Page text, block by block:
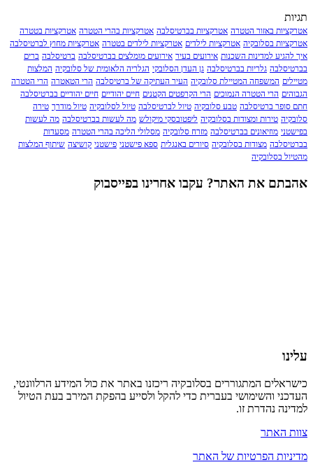
תגיות
אטרקציות באזור הטטרה אטרקציות בברטיסלבה אטרקציות בהרי הטטרה אטרקציות בטטרה
אטרקציות בסלובקיה אטרקציות לילדים אטרקציות לילדים בטטרה אטרקציות מחוץ לברטיסלבה
איך להגיע למדינות השכנות אירועים בעיר אירועים מומלצים בברטיסלבה ברטיסלבה ברים
בברטיסלבה גלריות בברטיסלבה גן העדן הסלובקי הגלריה הלאומית של סלובקיה המלצות
מטיילים המשפחה המטיילת סלובקיה העיר העתיקה של ברטיסלבה הרי הטאטרה הרי הטטרה
הגבוהים הרי הטטרה הנמוכים הרי הקרפטים הקטנים חיים יהודיים חיים יהודיים בברטיסלבה
חתם סופר ברטיסלבה טבע סלובקיה טיול לברטיסלבה טיול לסלובקיה טיול מודרך טירה
סלובקיה טירות ומצודות בסלובקיה ליפטובסקי מיקולש מה לעשות בברטיסלבה מה לעשות
בפישטני מוזיאונים בברטיסלבה מזרח סלובקיה מסלולי הליכה בהרי הטטרה מסעדות
בברטיסלבה מצודות בסלובקיה סיורים באנגלית ספא פישטני פישטני קושיצה שיתוף המלצות
מהטיול בסלובקיה
אהבתם את האתר? עקבו אחרינו בפייסבוק
עלינו
כישראלים המתגוררים בסלובקיה ריכזנו באתר את כול המידע הרלוונטי,
העדכני והשימושי בעברית כדי להקל ולסייע בהפקת המירב בעת הטיול
למדינה נהדרת זו.
צוות האתר
מדיניות הפרטיות של האתר